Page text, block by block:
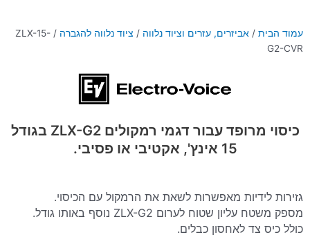
עמוד הבית / אביזרים, עזרים וציוד נלווה / ציוד נלווה להגברה
/ ZLX-15-
G2-CVR
כיסוי מרופד עבור דגמי רמקולים ZLX-G2 בגודל
15 אינץ', אקטיבי או פסיבי.
גזירות לידיות מאפשרות לשאת את הרמקול עם הכיסוי.
מספק משטח עליון שטוח לערום ZLX-G2 נוסף באותו גודל.
כולל כיס צד לאחסון כבלים.